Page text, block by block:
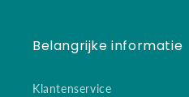
Belangrijke informatie
Klantenservice